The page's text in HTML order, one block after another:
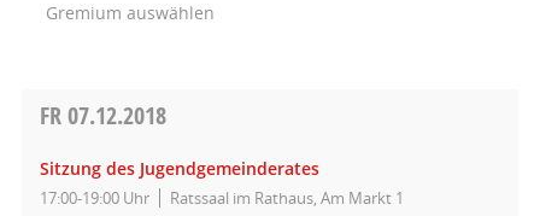
Gremium auswählen
FR07.12.2018
Sitzung des Jugendgemeinderates
17:00-19:00 Uhr Ratssaal im Rathaus, Am Markt 1